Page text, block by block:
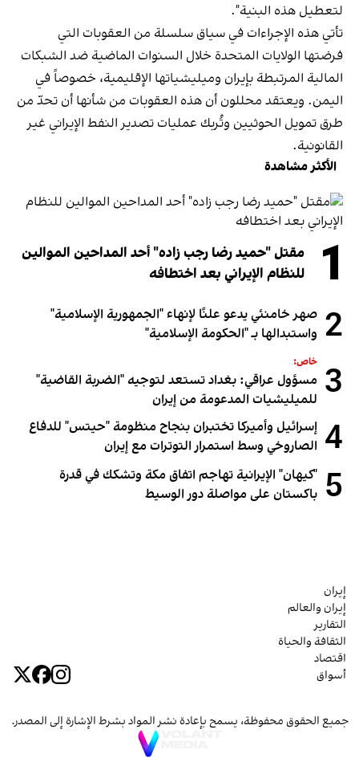
لتعطيل هذه البنية".
تأتي هذه الإجراءات في سياق سلسلة من العقوبات التي
فرضتها الولايات المتحدة خلال السنوات الماضية ضد الشبكات
المالية المرتبطة بإيران وميليشياتها الإقليمية، خصوصاً في
اليمن. ويعتقد محللون أن هذه العقوبات من شأنها أن تحدّ من
طرق تمويل الحوثيين وتُربك عمليات تصدير النفط الإيراني غير
القانونية.
الأكثر مشاهدة
1
مقتل "حميد رضا رجب زاده" أحد المداحين الموالين
للنظام الإيراني بعد اختطافه
2 صهر خامنئي يدعو علنًا لإنهاء "الجمهورية الإسلامية"
واستبدالها بـ "الحكومة الإسلامية"
3 خاص:
مسؤول عراقي: بغداد تستعد لتوجيه "الضربة القاضية"
للميليشيات المدعومة من إيران
4 إسرائيل وأميركا تختبران بنجاح منظومة "حيتس" للدفاع
الصاروخي وسط استمرار التوترات مع إيران
5 "كيهان" الإيرانية تهاجم اتفاق مكة وتشكك في قدرة
باكستان على مواصلة دور الوسيط
إيران
إيران والعالم
التقارير
الثقافة والحياة
اقتصاد
أسواق
جميع الحقوق محفوظة، يسمح بإعادة نشر المواد بشرط الإشارة إلى المصدر.